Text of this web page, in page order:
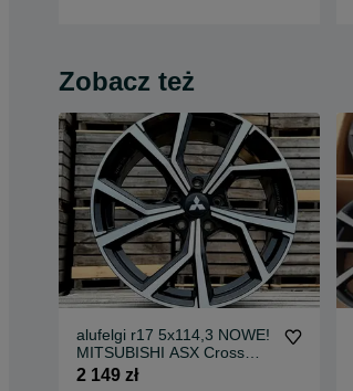
Zobacz też
alufelgi r17 5x114,3 NOWE!
MITSUBISHI ASX Cross
Lancer Outlander
2 149 zł